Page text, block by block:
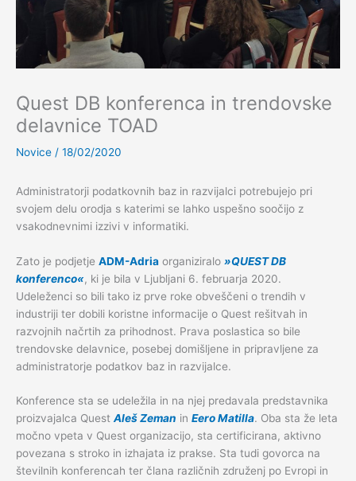
Quest DB konferenca in trendovske
delavnice TOAD
Novice / 18/02/2020
Administratorji podatkovnih baz in razvijalci potrebujejo pri
svojem delu orodja s katerimi se lahko uspešno soočijo z
vsakodnevnimi izzivi v informatiki.
Zato je podjetje ADM-Adria organiziralo »QUEST DB
konferenco«, ki je bila v Ljubljani 6. februarja 2020.
Udeleženci so bili tako iz prve roke obveščeni o trendih v
industriji ter dobili koristne informacije o Quest rešitvah in
razvojnih načrtih za prihodnost. Prava poslastica so bile
trendovske delavnice, posebej domišljene in pripravljene za
administratorje podatkov baz in razvijalce.
Konference sta se udeležila in na njej predavala predstavnika
proizvajalca Quest Aleš Zeman in Eero Matilla. Oba sta že leta
močno vpeta v Quest organizacijo, sta certificirana, aktivno
povezana s stroko in izhajata iz prakse. Sta tudi govorca na
številnih konferencah ter člana različnih združenj po Evropi in